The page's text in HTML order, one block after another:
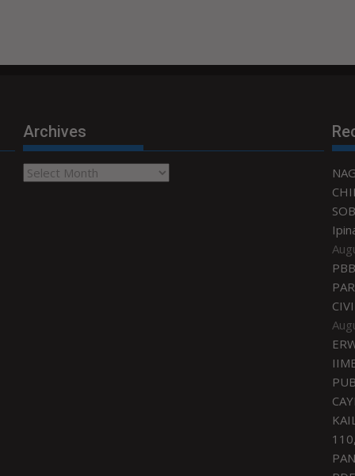
Archives
Archives